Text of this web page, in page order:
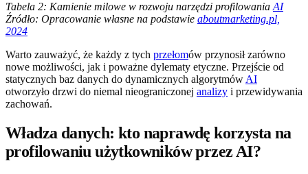
Tabela 2: Kamienie milowe w rozwoju narzędzi profilowania AI
Źródło: Opracowanie własne na podstawie aboutmarketing.pl,
2024
Warto zauważyć, że każdy z tych przełomów przynosił zarówno
nowe możliwości, jak i poważne dylematy etyczne. Przejście od
statycznych baz danych do dynamicznych algorytmów AI
otworzyło drzwi do niemal nieograniczonej analizy i przewidywania
zachowań.
Władza danych: kto naprawdę korzysta na
profilowaniu użytkowników przez AI?